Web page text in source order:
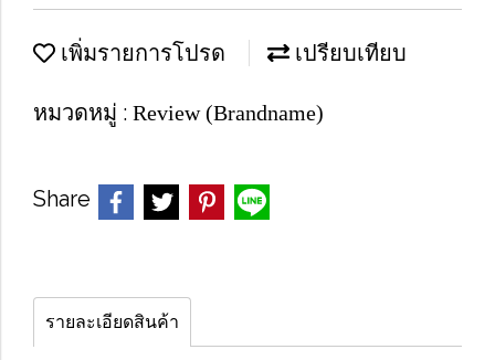
เพิ่มรายการโปรด เปรียบเทียบ
หมวดหมู่ : Review (Brandname)
Share
รายละเอียดสินค้า